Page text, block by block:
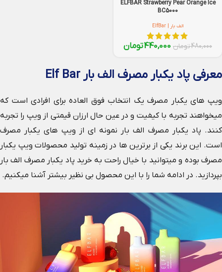
ELFBAR Strawberry Pear Orange Ice
BC5000
الف بار | ElfBar
480,000تومان 440,000تومان
معرفی پاد یکبار مصرف الف بار Elf Bar
ویپ‌ های یکبار مصرف یک انتخاب فوق العاده برای افرادی است که
میخواهند تجربه با کیفیت و در عین حال ارزان قیمتی از ویپ را تجربه
کنند. پاد یکبار مصرف الف بار نمونه ای از ویپ های یکبار مصرف
است. این برند یکی از برترین ها در زمینه تولید محصولات ویپ یکبار
مصرف بوده و میتوانید با خیال راحت به خرید پاد یکبار مصرف الف بار
بپردازید. در ادامه شما را با این محصول بی نظیر بیشتر آشنا میکنیم.